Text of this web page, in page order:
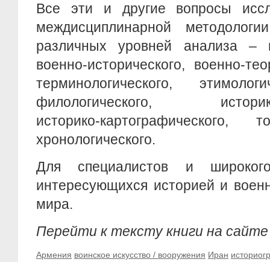
Все эти и другие вопросы
междисциплинарной
различных уровней анализа –
военно-исторического, военно-
терминологического,
филологического, историко-
историко-картографического,
хронологического.
Для специалистов и
интересующихся историей и
мира.
Перейти к тексту книги на
Армения воинское искусство / вооружения Иран